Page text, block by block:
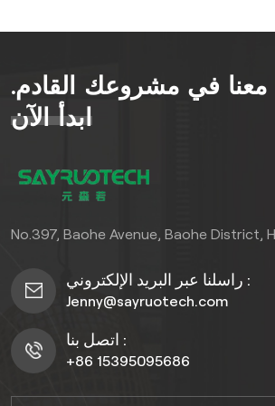
بالجودة.
في مشروعك القادم.
ابدأ الآن
No.397, Baohe Avenue, Baohe District,
راسلنا عبر البريد الإلكتروني :
Jenny@sayruotech.com
اتصل بنا :
+86 15395095686